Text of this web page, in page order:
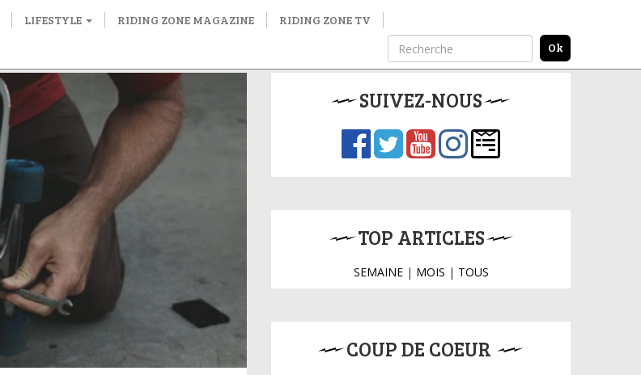
LIFESTYLE RIDING ZONE MAGAZINE RIDING ZONE TV
SUIVEZ-NOUS
TOP ARTICLES
SEMAINE| MOIS | TOUS
COUP DE COEUR